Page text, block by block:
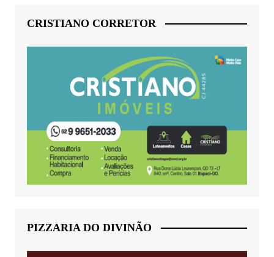
CRISTIANO CORRETOR
PIZZARIA DO DIVINÃO